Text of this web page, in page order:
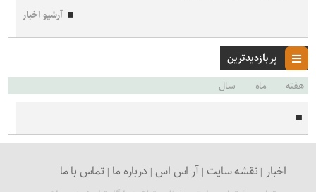
آرشیو اخبار
پر بازدیدترین
هفته
ماه سال
اخبار نقشه سایت آر اس اس درباره ما تماس با ما